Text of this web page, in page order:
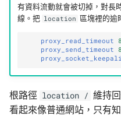
有資料流動就會被切掉，對長
線。把 location 區塊裡的逾
proxy_read_timeout
proxy_send_timeout
根路徑 location / 維持
看起來像普通網站，只有